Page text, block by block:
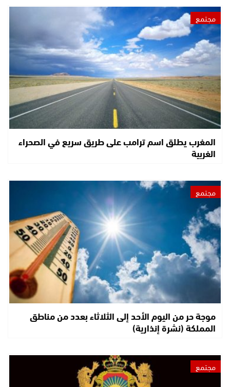
مجتمع
المغرب يطلق اسم ترامب على طريق سريع في الصحراء
الغربية
مجتمع
موجة حر من اليوم الأحد إلى الثلاثاء بعدد من مناطق
المملكة (نشرة إنذارية)
مجتمع